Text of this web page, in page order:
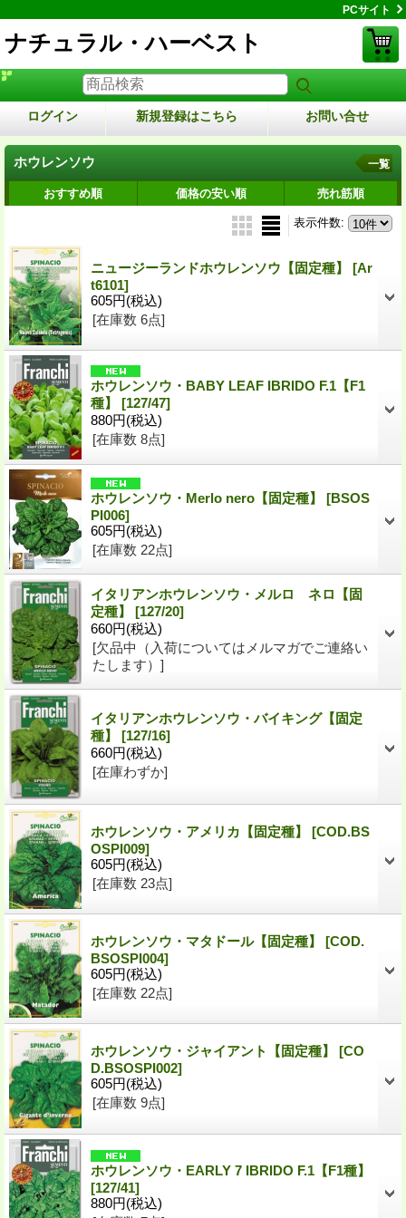
PCサイト
ナチュラル・ハーベスト
ログイン 新規登録はこちら お問い合せ
ホウレンソウ 一覧
おすすめ順 価格の安い順 売れ筋順
表示件数:
ニュージーランドホウレンソウ【固定種】 [Ar
t6101]
605円(税込)
[在庫数 6点]
ホウレンソウ・BABY LEAF IBRIDO F.1【F1
種】 [127/47]
880円(税込)
[在庫数 8点]
ホウレンソウ・Merlo nero【固定種】 [BSOS
PI006]
605円(税込)
[在庫数 22点]
イタリアンホウレンソウ・メルロ ネロ【固
定種】 [127/20]
660円(税込)
[欠品中（入荷についてはメルマガでご連絡い
たします）]
イタリアンホウレンソウ・バイキング【固定
種】 [127/16]
660円(税込)
[在庫わずか]
ホウレンソウ・アメリカ【固定種】 [COD.BS
OSPI009]
605円(税込)
[在庫数 23点]
ホウレンソウ・マタドール【固定種】 [COD.
BSOSPI004]
605円(税込)
[在庫数 22点]
ホウレンソウ・ジャイアント【固定種】 [CO
D.BSOSPI002]
605円(税込)
[在庫数 9点]
ホウレンソウ・EARLY 7 IBRIDO F.1【F1種】
[127/41]
880円(税込)